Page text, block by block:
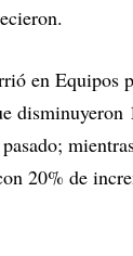
en Equipos
20% de